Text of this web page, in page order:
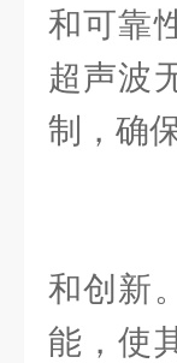
和可靠
超声波
制，确
和创新
能，使